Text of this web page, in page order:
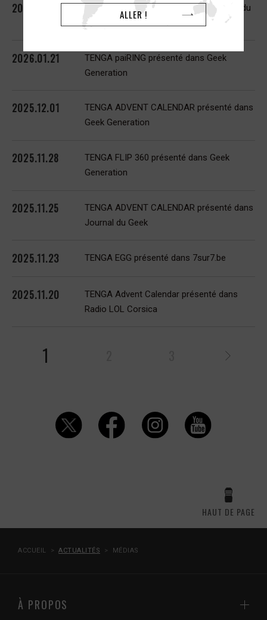
2026.02.06
TENGA FLIP 360 présenté dans Journal du
Geek
2026.01.21
TENGA paiRING présenté dans Geek
Generation
2025.12.01
TENGA ADVENT CALENDAR présenté dans
Geek Generation
2025.11.28
TENGA FLIP 360 présenté dans Geek
Generation
2025.11.25
TENGA ADVENT CALENDAR présenté dans
Journal du Geek
2025.11.23 TENGA EGG présenté dans 7sur7.be
2025.11.20
TENGA Advent Calendar présenté dans
Radio LOL Corsica
1
HAUT DE PAGE
ACCUEIL ACTUALITÉS MÉDIAS
À PROPOS
ALLER !